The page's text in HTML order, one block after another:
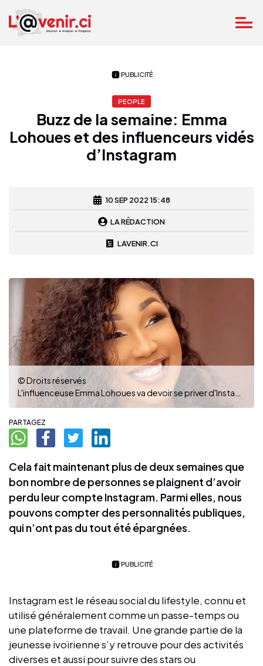
PUBLICITÉ
PEOPLE
Buzz de la semaine: Emma
Lohoues et des influenceurs vidés
d’Instagram
10 SEP 2022 15:48
LA RÉDACTION
LAVENIR.CI
© Droits réservés
PARTAGEZ
Cela fait maintenant plus de deux semaines que
bon nombre de personnes se plaignent d’avoir
perdu leur compte Instagram. Parmi elles, nous
pouvons compter des personnalités publiques,
qui n’ont pas du tout été épargnées.
PUBLICITÉ
Instagram est le réseau social du lifestyle, connu et
utilisé généralement comme un passe-temps ou
une plateforme de travail. Une grande partie de la
jeunesse ivoirienne s’y retrouve pour des activités
diverses et aussi pour suivre des stars ou